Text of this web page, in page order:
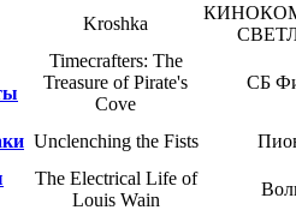
Kroshka
Timecrafters: The
Treasure of Pirate's
Cove
СБ
Unclenching the Fists
The Electrical Life of
Louis Wain